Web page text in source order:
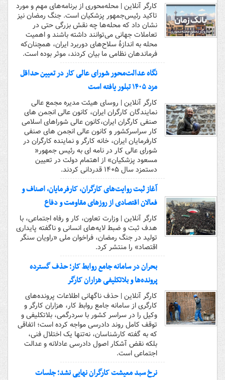
کارگر آنلاین | محله‌محوری از برنامه‌های مهم و مورد
تاکید رئیس‌جمهور پزشکیان است. جنگ رمضان نیز
نشان داد که محله‌ها چه نقش بزرگی حتی در
تعاملات جهانی می‌توانند داشته باشند و اهمیت
محله به اندازۀ سلاح‌های دوربرد ایران، همچنان‌که
فرماندهان نظامی ما بیان کردند، موثر بوده است.
نگاه عدالت‌محور شورای عالی کار در تعیین حداقل
مزد ۱۴۰۵ تبلور یافته است
کارگر آنلاین | روسای هیئت مدیره مجمع عالی
نمایندگان کارگران ایران، کانون عالی انجمن های
صنفی کارگران ایران،کانون عالی شوراهای اسلامی
کار سراسرکشور و کانون عالی انجمن های صنفی
کارفرمایان ایران، خانه کارگر و نماینده کارگران در
شورای عالی کار در نامه ای به رئیس جمهور«
مسعود پزشکیان» از اهتمام دولت در تعیین
دستمزد سال ۱۴۰۵ قدردانی کردند.
آغاز ثبت روایت‌های کارگران، کارفرمایان، اصناف و
فعالان اقتصادی از روزهای مقاومت و دفاع
کارگر آنلاین | وزارت تعاون، کار و رفاه اجتماعی، با
هدف ثبت و ضبط لایه‌های انسانی و ناگفته پایداری
تولید در جنگ رمضان، فراخوان ملی «راویان سنگر
اقتصاد» را منتشر کرد.
بحران در سامانه جامع روابط کار؛ حذف گسترده
پرونده‌ها و بلاتکلیفی هزاران کارگر
کارگر آنلاین | حذف ناگهانی اطلاعات پرونده‌های
کارگری از سامانه جامع روابط کار، هزاران کارگر و
وکیل را در سراسر کشور با سردرگمی، بلاتکلیفی و
توقف کامل روند دادرسی مواجه کرده است؛ اتفاقی
که به گفته کارشناسان، نه‌تنها یک اختلال فنی،
بلکه نقض آشکار اصول دادرسی عادلانه و عدالت
اجتماعی است.
نرخ سبد معیشت کارگران نهایی نشد؛ جلسات